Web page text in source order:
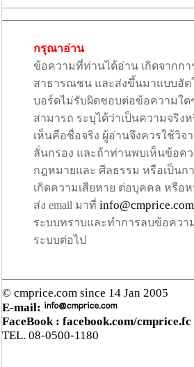
กรุณาอ่าน
ข้อความที่ท่านได้อ่าน เกิดจากกา
สาธารณชน และส่งขึ้นมาแบบอัต
บอร์ดไม่รับผิดชอบต่อข้อความใด
สามารถ ระบุได้ว่าเป็นความจริง
เห็นคือชื่อจริง ผู้อ่านจึงควรใช้วิ
ลั่นกรอง และถ้าท่านพบเห็นข้อค
กฎหมายและ ศีลธรรม หรือเป็นก
เกิดความเสียหาย ต่อบุคคล หรือ
ส่ง email มาที่ info@cmprice.com
ระบบทราบและทำการลบข้อควา
ระบบต่อไป
© cmprice.com since 14 Jan 2005
E-mail:
FaceBook : facebook.com/cmprice.fc
TEL. 08-0500-1180